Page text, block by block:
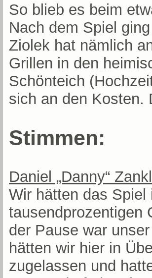
So blieb es beim
Nach dem Spiel
Ziolek hat nämlich
Grillen in den
Schönteich
sich an den Kosten.
Stimmen:
Daniel „Danny“
Wir hätten das Spiel
tausendprozentigen
der Pause war
hätten wir hier in
zugelassen und